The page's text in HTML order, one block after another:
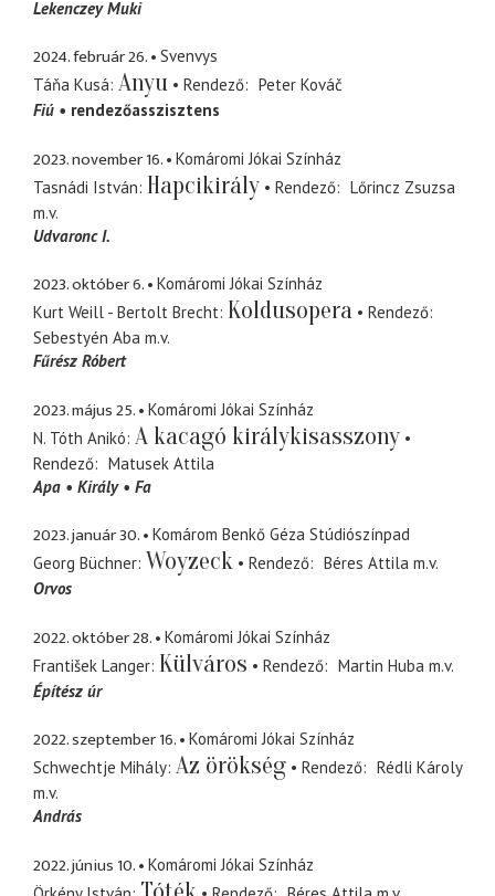
Lekenczey Muki
2024. február 26.
Svenvys
Táňa Kusá Anyu Rendező
Peter Kováč
Fiú
rendezőasszisztens
2023. november 16.
Komáromi Jókai Színház
Tasnádi István Hapcikirály Rendező
Lőrincz Zsuzsa
m.v.
Udvaronc I.
2023. október 6.
Komáromi Jókai Színház
Kurt Weill - Bertolt Brecht Koldusopera
Rendező
Sebestyén Aba m.v.
Fűrész Róbert
2023. május 25.
Komáromi Jókai Színház
N. Tóth Anikó A kacagó királykisasszony
Rendező
Matusek Attila
Apa
Király Fa
2023. január 30.
Komárom Benkő Géza Stúdiószínpad
Georg Büchner Woyzeck Rendező Béres Attila m.v.
Orvos
2022. október 28.
Komáromi Jókai Színház
František Langer Külváros Rendező Martin Huba m.v.
Építész úr
2022. szeptember 16.
Komáromi Jókai Színház
Schwechtje Mihály Az örökség Rendező
Rédli Károly
m.v.
András
2022. június 10.
Komáromi Jókai Színház